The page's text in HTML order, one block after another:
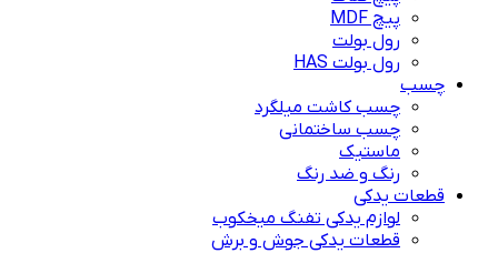
پیچ MDF
رول بولت
رول بولت HAS
چسب
چسب کاشت میلگرد
چسب ساختمانی
ماستیک
رنگ و ضد رنگ
قطعات یدکی
لوازم یدکی تفنگ میخکوب
قطعات یدکی جوش و برش